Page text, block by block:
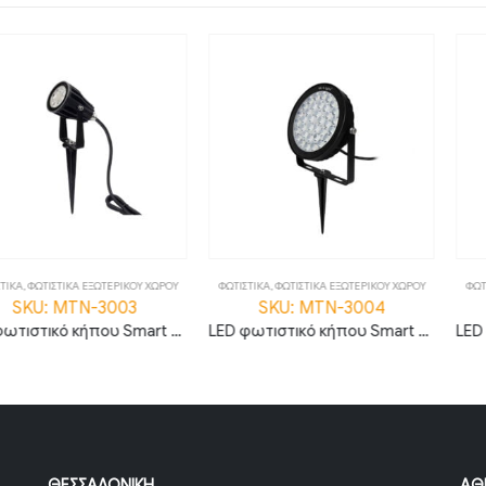
ΕΞΩΤΕΡΙΚΟΥ ΧΩΡΟΥ
3003
LED φωτιστικό κήπου Smart 6W RGB+CCT IP66 MTN-3003
ΦΩΤΙΣΤΙΚΑ ΦΩΤΙΣΤΙΚΑ ΕΞΩΤΕΡΙΚΟΥ ΧΩΡΟΥ
SKU: MTN-3004
LED φωτιστικό κήπου Smart 25W RGB+CCT IP66 MTN-3004
ΦΩΤΙΣΤΙΚΑ
SKU: